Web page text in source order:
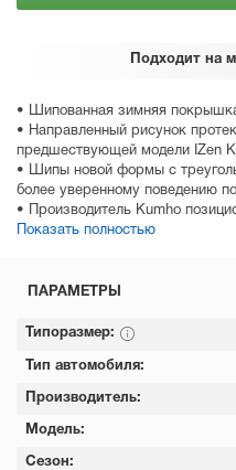
Подходит на
• Шипованная зимняя
• Направленный рисунок
предшествующей модели IZen
• Шипы новой формы с
более уверенному поведению
• Производитель Kumho
Показать полностью
ПАРАМЕТРЫ
Типоразмер:
Тип автомобиля:
Производитель:
Модель:
Сезон: